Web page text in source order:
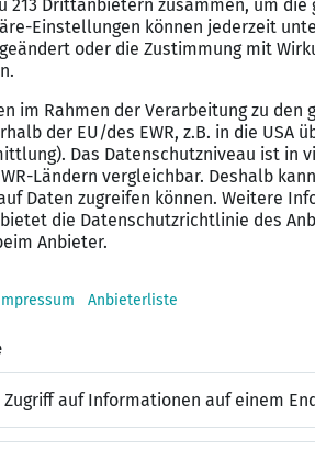
Unterlagen sowie
von Fertigungs- und Terminplänen
Kapazitätsplanung und
Projektteams und
zwischen
innerhalb der
zur